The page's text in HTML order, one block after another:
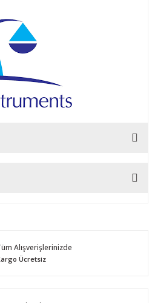
Alışverişlerinizde
Ücretsiz